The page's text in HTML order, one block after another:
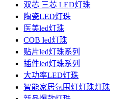
双芯 三芯 LED灯珠
陶瓷LED灯珠
医美led灯珠
COB led灯珠
贴片led灯珠系列
插件led灯珠系列
大功率LED灯珠
智能家居氛围灯灯珠灯珠